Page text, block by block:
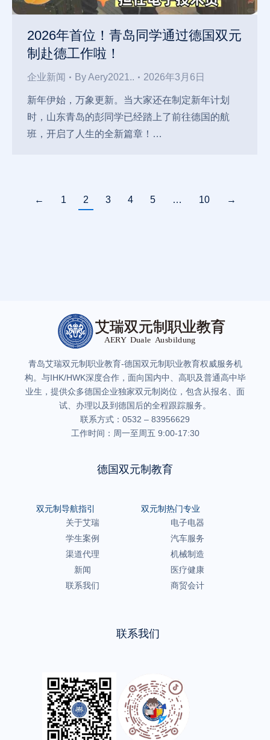
2026年首位！青岛同学通过德国双元
制赴德工作啦！
企业新闻 ByAery2021.. 2026年3月6日
新年伊始，万象更新。当大家还在制定新年计划
时，山东青岛的彭同学已经踏上了前往德国的航
班，开启了人生的全新篇章！…
← 1 2 3 4 5 … 10 →
青岛艾瑞双元制职业教育-德国双元制职业教育权威服务机
构。与IHK/HWK深度合作，面向国内中、高职及普通高中毕
业生，提供众多德国企业独家双元制岗位，包含从报名、面
试、办理以及到德国后的全程跟踪服务。
联系方式：0532 – 83956629
工作时间：周一至周五 9:00-17:30
德国双元制教育
双元制导航指引
关于艾瑞
学生案例
渠道代理
新闻
联系我们
双元制热门专业
电子电器
汽车服务
机械制造
医疗健康
商贸会计
联系我们